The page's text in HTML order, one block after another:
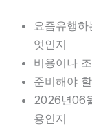
요즘유행
엇인지
비용이나
준비해야
2026년06
용인지